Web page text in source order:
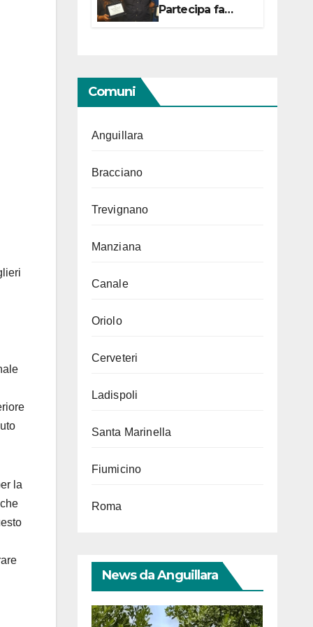
la
Partecipa fa
centro con due
Comuni
Anguillara
Bracciano
Trevignano
Manziana
Canale
Oriolo
Cerveteri
Ladispoli
Santa Marinella
Fiumicino
Roma
News da Anguillara